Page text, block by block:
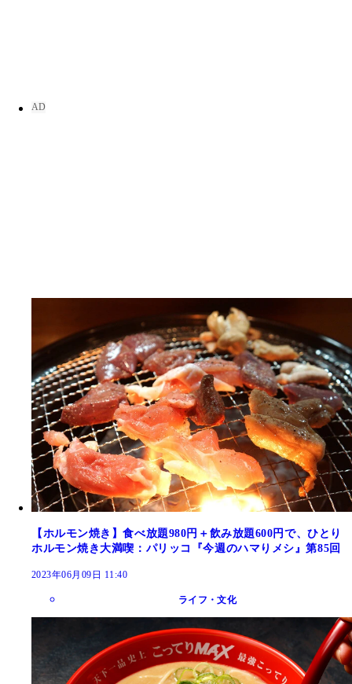
【ホルモン焼き】食べ放題980円＋飲み放題600円で、ひとり
ホルモン焼き大満喫：パリッコ『今週のハマりメシ』第85回
2023年06月09日 11:40
ライフ・文化